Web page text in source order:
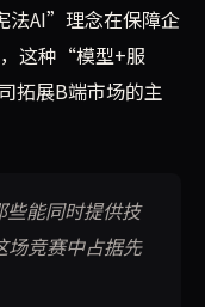
法AI”理念在保障企
这种“模型+服
拓展B端市场的主
些能同时提供技
场竞赛中占据先